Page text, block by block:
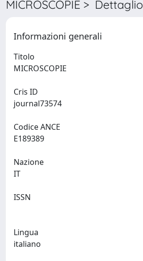
MICROSCOPIE > Dettaglio
Informazioni generali
Titolo
Cris ID
Codice ANCE
Nazione
ISSN
Lingua